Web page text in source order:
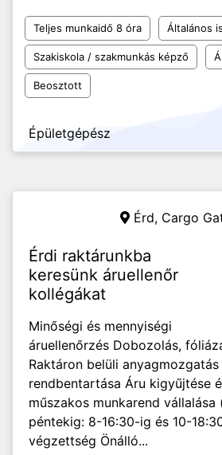
Teljes munkaidő 8 óra Általános
Szakiskola / szakmunkás képző
Beosztott
Épületgépész
Érd, Cargo
Érdi raktárunkba
keresünk áruellenőr
kollégákat
Minőségi és mennyiségi
áruellenőrzés Dobozolás,
Raktáron belüli
rendbentartása Áru kigyűjtése
műszakos munkarend
péntekig: 8-16:30-ig és 10-
végzettség Önálló...